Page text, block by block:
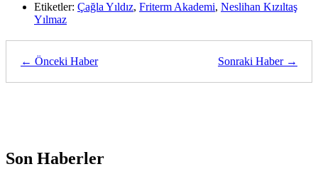
Etiketler: Çağla Yıldız, Friterm Akademi, Neslihan Kızıltaş
Yılmaz
← Önceki Haber Sonraki Haber →
Son Haberler